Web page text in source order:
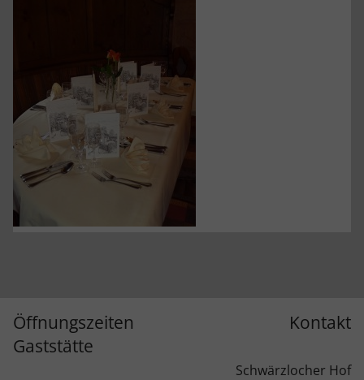
Öffnungszeiten
Gaststätte
Kontakt
Schwärzlocher Hof